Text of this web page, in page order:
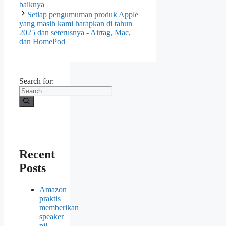
baiknya
Setiap pengumuman produk Apple
yang masih kami harapkan di tahun
2025 dan seterusnya - Airtag, Mac,
dan HomePod
Search for:
Recent
Posts
Amazon
praktis
memberikan
speaker